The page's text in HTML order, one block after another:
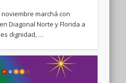
marchá con
Diagonal Norte y Florida a
dignidad, …